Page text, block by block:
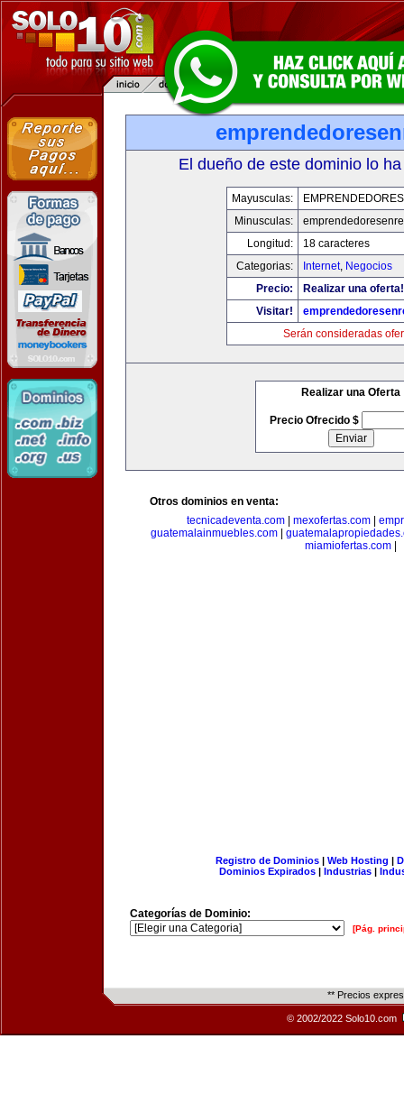
El dueño de este dominio lo
Mayusculas:
Minusculas:
Longitud:
18 caracteres
Categorias:
Internet, Negocios
Precio:
Realizar una oferta!
Visitar!
Serán consideradas
Realizar una Oferta
Precio Ofrecido $
Otros dominios en venta:
tecnicadeventa.com
mexofertas.com
guatemalainmuebles.com
miamiofertas.com
Registro de Dominios| Web Hosting |
Dominios Expirados | Industrias |
Categorías de Dominio:
[Pág.
** Precios
© 2002/2022 Solo10.com